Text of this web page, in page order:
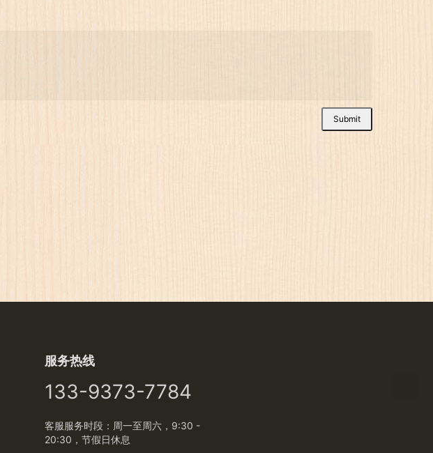
Submit
服务热线
133-9373-7784
客服服务时段：周一至周六，9:30 -
20:30，节假日休息